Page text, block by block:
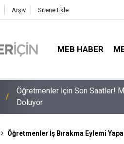
Arşiv Sitene Ekle
MEB HABER
2026 Atama Sinyali Verildi: İşte
Öğretmenler İş Bırakma Eylemi